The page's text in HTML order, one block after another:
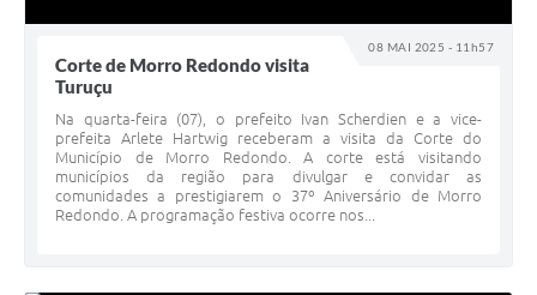
08 MAI 2025 - 11h57
Corte de Morro Redondo visita
Turuçu
Na quarta-feira (07), o prefeito Ivan Scherdien e a vice-
prefeita Arlete Hartwig receberam a visita da Corte do
Município de Morro Redondo. A corte está visitando
municípios da região para divulgar e convidar as
comunidades a prestigiarem o 37º Aniversário de Morro
Redondo. A programação festiva ocorre nos...